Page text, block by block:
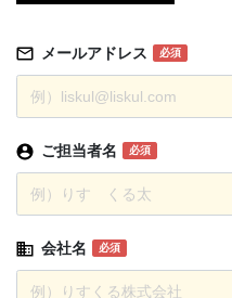
メールアドレス 必須
ご担当者名 必須
会社名 必須